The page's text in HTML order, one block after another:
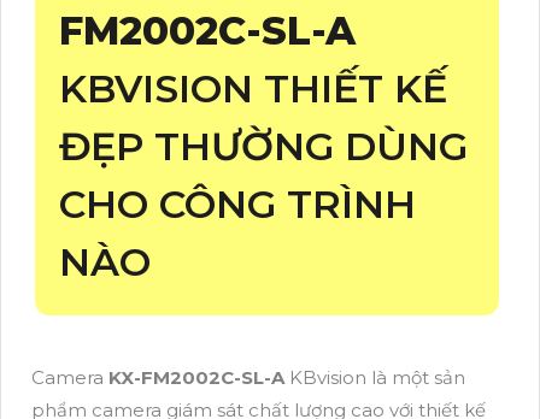
FM2002C-SL-A
KBVISION THIẾT KẾ
ĐẸP THƯỜNG DÙNG
CHO CÔNG TRÌNH
NÀO
Camera KX-FM2002C-SL-A KBvision là một sản
phẩm camera giám sát chất lượng cao với thiết kế